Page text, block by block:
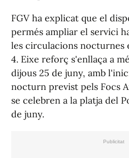
FGV ha explicat que el
permés ampliar el servici
les circulacions nocturnes
4. Eixe reforç s'enllaça a
dijous 25 de juny, amb
nocturn previst pels Focs
se celebren a la platja del
de juny.